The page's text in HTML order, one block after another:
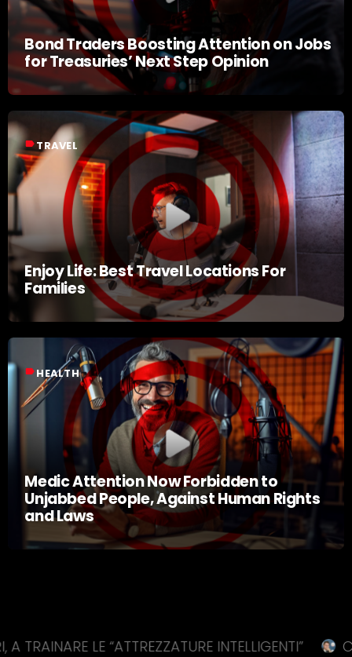
Bond Traders Boosting Attention on Jobs
for Treasuries’ Next Step Opinion
labelTRAVEL
Enjoy Life: Best Travel Locations For
Families
label HEALTH
Medic Attention Now Forbidden to
Unjabbed People, Against Human Rights
and Laws
LE “ATTREZZATURE INTELLIGENTI” COVID,